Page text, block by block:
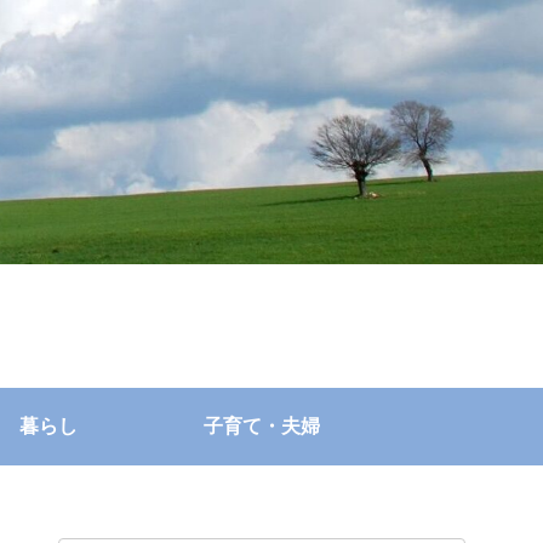
暮らし 子育て・夫婦